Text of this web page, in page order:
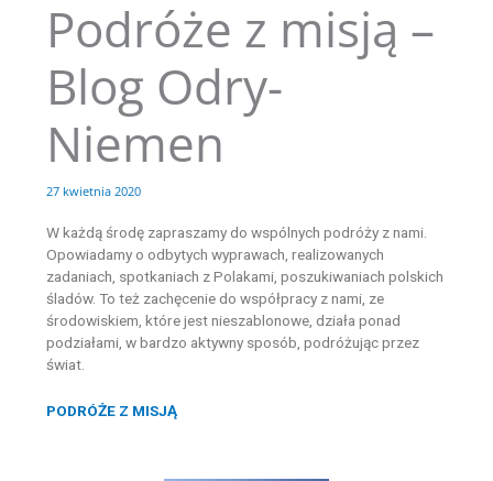
PrzejdźPodróże z misją –
Blog Odry-
Niemen
27 kwietnia 2020
W każdą środę zapraszamy do wspólnych podróży z nami.
Opowiadamy o odbytych wyprawach, realizowanych
zadaniach, spotkaniach z Polakami, poszukiwaniach polskich
śladów. To też zachęcenie do współpracy z nami, ze
środowiskiem, które jest nieszablonowe, działa ponad
podziałami, w bardzo aktywny sposób, podróżując przez
świat.
PODRÓŻE Z MISJĄ